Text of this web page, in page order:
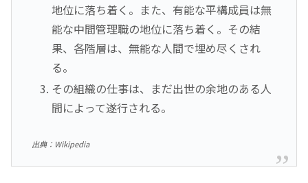
地位に落ち着く。また、有能な平構成員は無
能な中間管理職の地位に落ち着く。その結
果、各階層は、無能な人間で埋め尽くされ
る。
その組織の仕事は、まだ出世の余地のある人
間によって遂行される。
出典：Wikipedia